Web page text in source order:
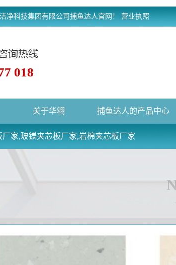
净科技集团有限公司捕鱼达人官网！ 营业执照
018
关于华翱 捕鱼达人的产品中心
厂家,玻镁夹芯板厂家,岩棉夹芯板厂家